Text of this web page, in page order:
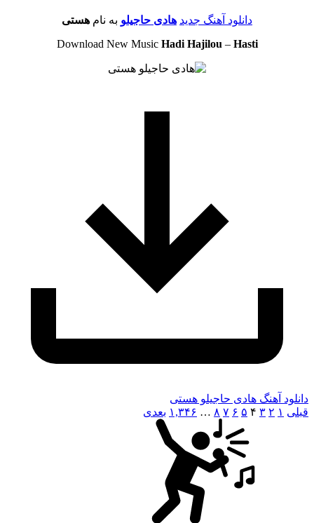
دانلود آهنگ جدید هادی حاجیلو به نام هستی
Download New Music Hadi Hajilou – Hasti
دانلود آهنگ هادی حاجیلو هستی
قبلی ۱ ۲ ۳ ۴ ۵ ۶ ۷ ۸ … ۱,۳۴۶ بعدی